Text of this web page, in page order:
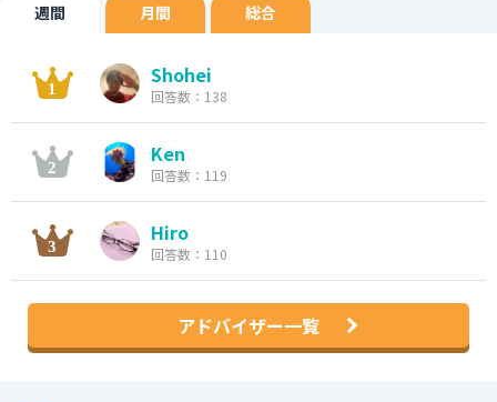
週間 月間 総合
Shohei
回答数：138
Ken
回答数：119
Hiro
回答数：110
アドバイザー一覧